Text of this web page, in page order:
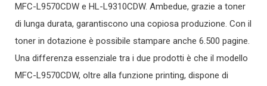
MFC-L9570CDW e HL-L9310CDW. Ambedue, grazie a toner
di lunga durata, garantiscono una copiosa produzione. Con il
toner in dotazione è possibile stampare anche 6.500 pagine.
Una differenza essenziale tra i due prodotti è che il modello
MFC-L9570CDW, oltre alla funzione printing, dispone di